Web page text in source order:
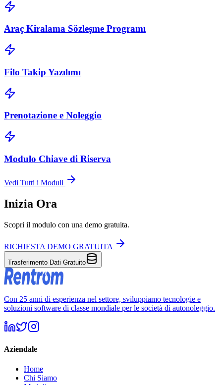
Araç Kiralama Sözleşme Programı
Filo Takip Yazılımı
Prenotazione e Noleggio
Modulo Chiave di Riserva
Vedi Tutti i Moduli
Inizia Ora
Scopri il modulo con una demo gratuita.
RICHIESTA DEMO GRATUITA
Trasferimento Dati Gratuito
Con 25 anni di esperienza nel settore, sviluppiamo tecnologie e
soluzioni software di classe mondiale per le società di autonoleggio.
Aziendale
Home
Chi Siamo